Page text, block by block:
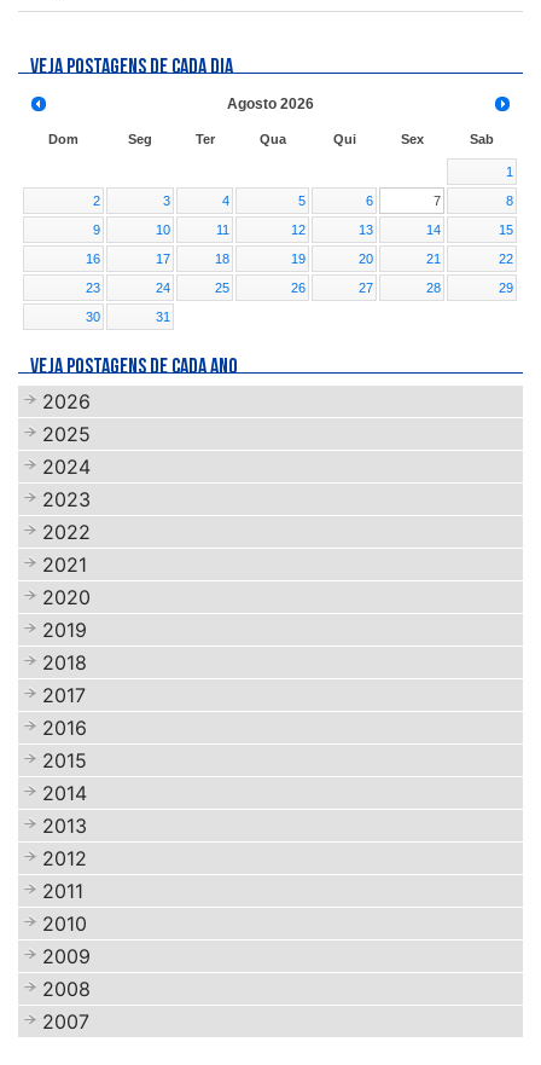
VEJA POSTAGENS DE CADA DIA
Agosto 2026
Dom Seg Ter Qua Qui Sex Sab
1
2
3 4 5 6 7
8
9
10 11 12 13 14
15
16
17 18 19 20 21
22
23
24 25 26 27 28
29
30
31
VEJA POSTAGENS DE CADA ANO
2026
2025
2024
2023
2022
2021
2020
2019
2018
2017
2016
2015
2014
2013
2012
2011
2010
2009
2008
2007